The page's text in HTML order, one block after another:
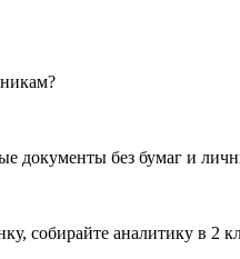
документы без бумаг и
собирайте аналитику в 2